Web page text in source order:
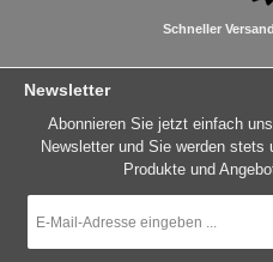
Schneller
Newsletter
Abonnieren Sie jetzt einfach
Newsletter und Sie werden stets
Produkte und
Mail-